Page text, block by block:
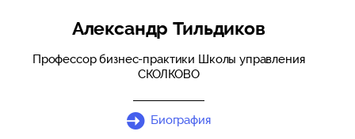
Александр Тильдиков
Профессор бизнес-практики Школы управления
СКОЛКОВО
Биография